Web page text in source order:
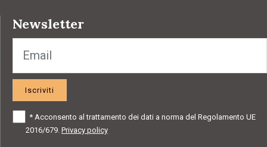
Newsletter
Iscriviti
* Acconsento al trattamento dei dati a norma del Regolamento UE
2016/679. Privacy policy